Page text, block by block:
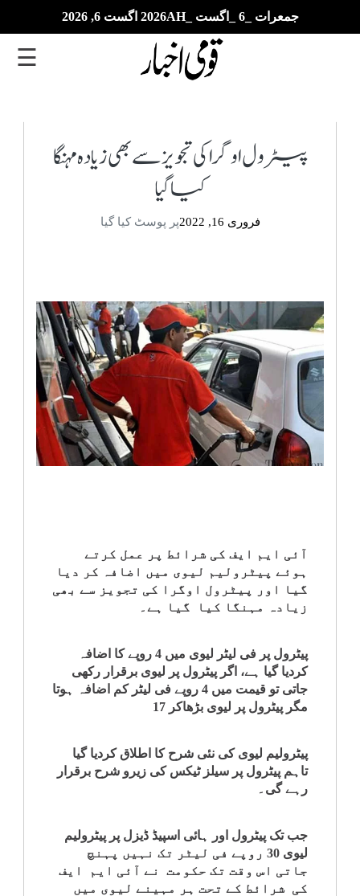
جمعرات _6 _اگست _2026AH اگست 6, 2026
ترین
الاقوامی
خبریں
انٹرٹینمنٹ
صحت
‎کرائم
سیاست
کلام
سپلیمنٹس
☰
پیٹرول اوگرا کی تجویز سے بھی زیادہ مہنگا
کیا گیا
فروری 16, 2022 پر پوسٹ کیا گیا
آئی ایم ایف کی شرائط پر عمل کرتے
ہوئے پیٹرولیم لیوی میں اضافہ کر دیا
گیا اور پیٹرول اوگرا کی تجویز سے بھی
زیادہ مہنگا کیا گیا ہے۔
پیٹرول پر فی لیٹر لیوی میں 4 روپے کا اضافہ
کردیا گیا ہے، اگر پیٹرول پر لیوی برقرار رکھی
جاتی تو قیمت میں 4 روپے فی لیٹر کم اضافہ ہوتا
مگر پیٹرول پر لیوی بڑھاکر 17
پیٹرولیم لیوی کی نئی شرح کا اطلاق کردیا گیا
تاہم پیٹرول پر سیلز ٹیکس کی زیرو شرح برقرار
رہے گی۔
جب تک پیٹرول اور ہائی اسپیڈ ڈیزل پر پیٹرولیم
لیوی 30 روپے فی لیٹر تک نہیں پہنچ
جاتی اس وقت تک حکومت نے آئی ایم ایف
کی شرائط کے تحت ہر مہینے لیوی میں